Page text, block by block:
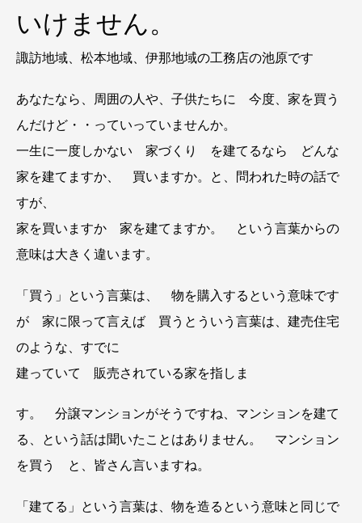
いけません。
諏訪地域、松本地域、伊那地域の工務店の池原です
あなたなら、周囲の人や、子供たちに 今度、家を買う
んだけど・・っていっていませんか。
一生に一度しかない 家づくり を建てるなら どんな
家を建てますか、 買いますか。と、問われた時の話で
すが、
家を買いますか 家を建てますか。 という言葉からの
意味は大きく違います。
「買う」という言葉は、 物を購入するという意味です
が 家に限って言えば 買うとういう言葉は、建売住宅
のような、すでに
建っていて 販売されている家を指しま
す。 分譲マンションがそうですね、マンションを建て
る、という話は聞いたことはありません。 マンション
を買う と、皆さん言いますね。
「建てる」という言葉は、物を造るという意味と同じで